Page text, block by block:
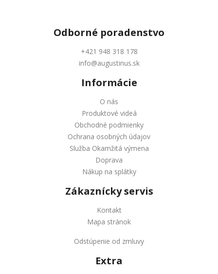
Odborné poradenstvo
+421 948 318 178
info@augustinus.sk
Informácie
O nás
Produktové videá
Obchodné podmienky
Ochrana osobných údajov
Služba Okamžitá výmena
Doprava
Nákup na splátky
Zákaznícky servis
Kontakt
Mapa stránok
Odstúpenie od zmluvy
Extra